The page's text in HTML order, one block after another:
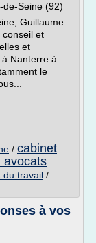
de-Seine (92)
Guillaume
conseil et
et
Nanterre à
le
/ cabinet
avocats
du travail /
à vos